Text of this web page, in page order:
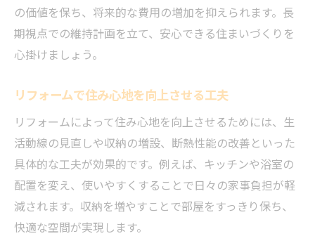
の価値を保ち、将来的な費用の増加を抑えられます。長
期視点での維持計画を立て、安心できる住まいづくりを
心掛けましょう。
リフォームで住み心地を向上させる工夫
リフォームによって住み心地を向上させるためには、生
活動線の見直しや収納の増設、断熱性能の改善といった
具体的な工夫が効果的です。例えば、キッチンや浴室の
配置を変え、使いやすくすることで日々の家事負担が軽
減されます。収納を増やすことで部屋をすっきり保ち、
快適な空間が実現します。